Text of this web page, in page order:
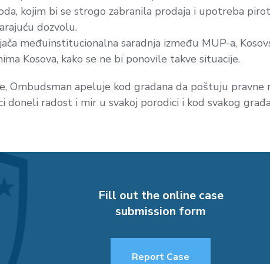
kojim bi se strogo zabranila prodaja i upotreba
dozvolu.
međuinstitucionalna saradnja između MUP-a,
Kosova, kako se ne bi ponovile takve situacije.
Ombudsman apeluje kod građana da poštuju
doneli radost i mir u svakoj porodici i kod svakog
Fill out the online case
submission form
Report Case